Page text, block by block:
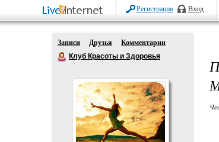
Регистрация Вход
Записи Друзья
Комментарии
Клуб Красоты и Здоровья